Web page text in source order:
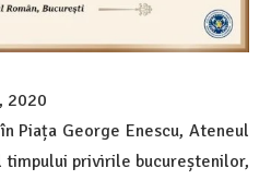
2020
Piața George Enescu, Ateneul
timpului privirile bucureștenilor,